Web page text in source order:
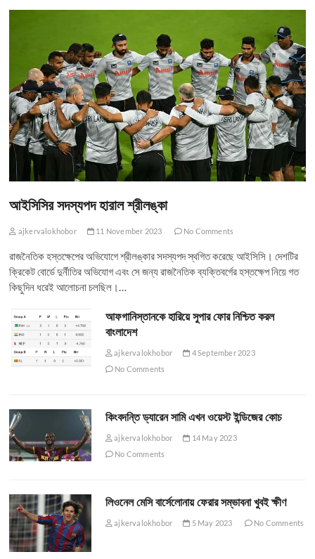
আইসিসির সদস্যপদ হারাল শ্রীলঙ্কা
ajkervalokhobor 11 November 2023 No Comments
রাজনৈতিক হস্তক্ষেপের অভিযোগে শ্রীলঙ্কার সদস্যপদ স্থগিত করেছে আইসিসি। দেশটির
ক্রিকেট বোর্ডে দুর্নীতির অভিযোগ এবং সে জন্য রাজনৈতিক ব্যক্তিবর্গের হস্তক্ষেপ নিয়ে গত
কিছুদিন ধরেই আলোচনা চলছিল।…
আফগানিস্তানকে হারিয়ে সুপার ফোর নিশ্চিত করল
বাংলাদেশ
ajkervalokhobor
4 September 2023
No Comments
কিংবদন্তি ড্যারেন সামি এখন ওয়েস্ট ইন্ডিজের কোচ
ajkervalokhobor
14 May 2023
No Comments
লিওনেল মেসি বার্সেলোনায় ফেরার সম্ভাবনা খুবই ক্ষীণ
ajkervalokhobor 5 May 2023 No Comments